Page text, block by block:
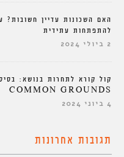
האם השכונות עדיין חשובות?
להתפתחות עתידית
2 ביולי 2024
קול קורא לתחרות בנושא:
COMMON GROUNDS
4 ביוני 2024
תגובות אחרונות